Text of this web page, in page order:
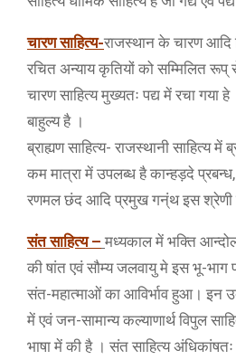
चारण साहित्य-राजस्थान के चारण आदि
रचित अन्याय कृतियों को सम्मिलित रूप्
चारण साहित्य मुख्यतः पद्य में रचा गया
बाहुल्य है ।
ब्राह्यण साहित्य- राजस्थानी साहित्य में
कम मात्रा में उपलब्ध है कान्हड़दे प्रबन्ध,
रणमल छंद आदि प्रमुख गन्ंथ इस श्रेणी
संत साहित्य – मध्यकाल में भक्ति
की षांत एवं सौम्य जलवायु मे इस भू-भाग
संत-महात्माओं का आविर्भाव हुआ। इन
में एवं जन-सामान्य कल्याणार्थ विपुल
भाषा में की है । संत साहित्य अंधिकांषतः